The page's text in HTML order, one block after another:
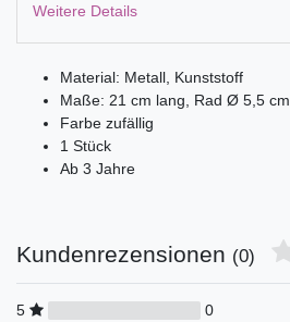
Weitere Details
Material: Metall, Kunststoff
Maße: 21 cm lang, Rad Ø 5,5 cm
Farbe zufällig
1 Stück
Ab 3 Jahre
Kundenrezensionen (0)
5
0